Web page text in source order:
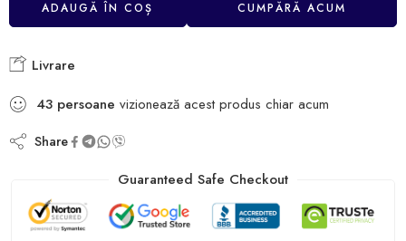
ADAUGĂ ÎN COȘ CUMPĂRĂ ACUM
Livrare
43 persoane vizionează acest produs chiar acum
Share
Guaranteed Safe Checkout